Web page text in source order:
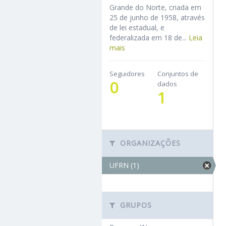
Grande do Norte, criada em
25 de junho de 1958, através
de lei estadual, e
federalizada em 18 de... Leia
mais
Seguidores
0
Conjuntos de
dados
1
ORGANIZAÇÕES
UFRN (1)
GRUPOS